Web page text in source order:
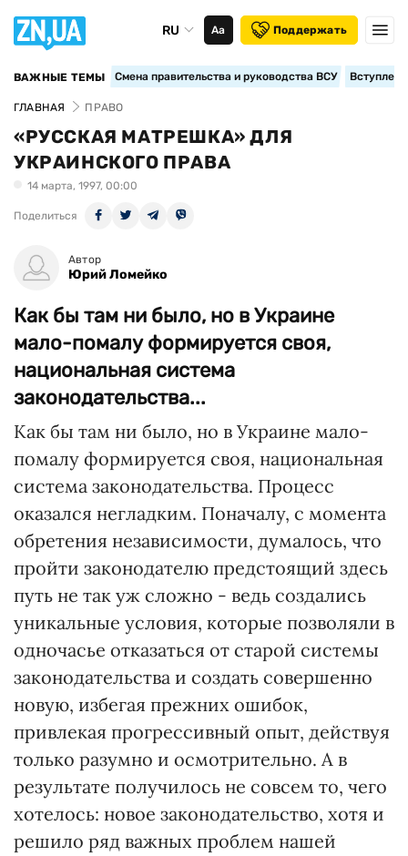
RU Аа Поддержать
ВАЖНЫЕ ТЕМЫ Смена правительства и руководства ВСУ
ГЛАВНАЯ ПРАВО
«РУССКАЯ МАТРЕШКА» ДЛЯ
УКРАИНСКОГО ПРАВА
14 марта, 1997, 00:00
Поделиться
Автор
Юрий Ломейко
Как бы там ни было, но в Украине
мало-помалу формируется своя,
национальная система
законодательства...
Как бы там ни было, но в Украине мало-
помалу формируется своя, национальная
система законодательства. Процесс
оказался негладким. Поначалу, с момента
обретения независимости, думалось, что
пройти законодателю предстоящий здесь
путь не так уж сложно - ведь создались
уникальные условия, которые позволяли в
одночасье отказаться от старой системы
законодательства и создать совершенно
новую, избегая прежних ошибок,
привлекая прогрессивный опыт, действуя
только разумно и осмотрительно. А в
результате получилось не совсем то, чего
хотелось: новое законодательство, хотя и
решило ряд важных проблем нашей